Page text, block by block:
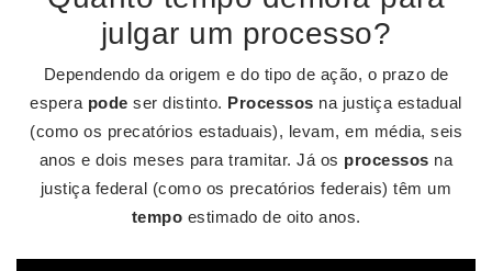
julgar um processo?
Dependendo da origem e do tipo de ação, o prazo de
espera pode ser distinto. Processos na justiça estadual
(como os precatórios estaduais), levam, em média, seis
anos e dois meses para tramitar. Já os processos na
justiça federal (como os precatórios federais) têm um
tempo estimado de oito anos.